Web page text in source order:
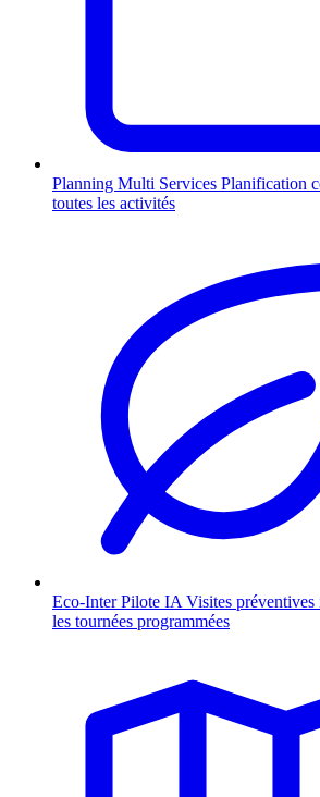
Planning Multi Services Planification
toutes les activités
Eco-Inter Pilote IA Visites préventives
les tournées programmées